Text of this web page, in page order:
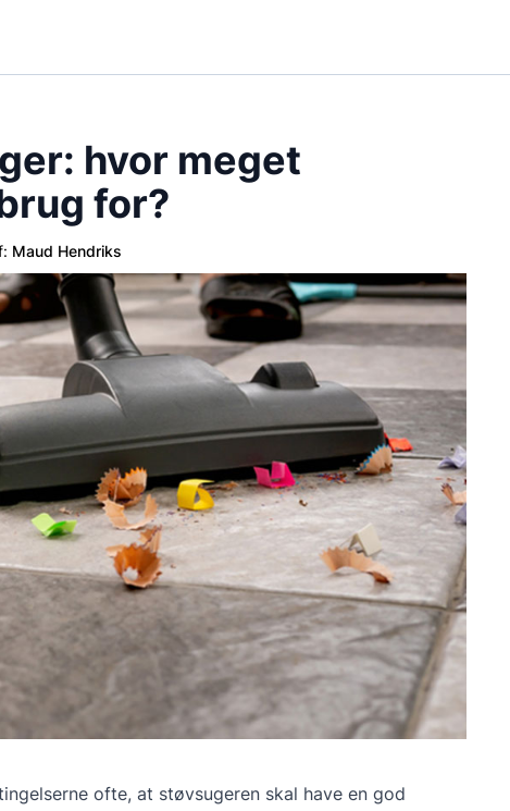
hvor meget
for?
Maud Hendriks
ofte, at støvsugeren skal have en god